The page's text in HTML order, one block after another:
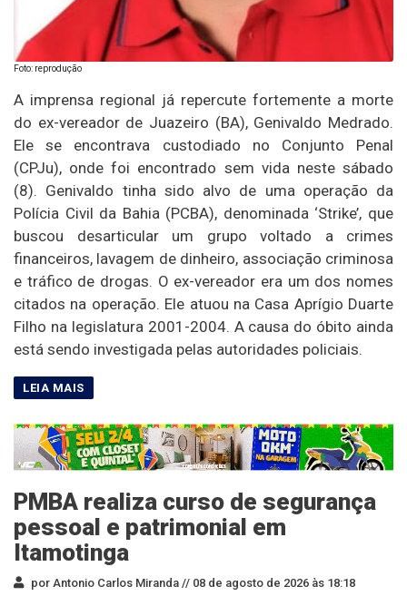
Foto: reprodução
A imprensa regional já repercute fortemente a morte
do ex-vereador de Juazeiro (BA), Genivaldo Medrado.
Ele se encontrava custodiado no Conjunto Penal
(CPJu), onde foi encontrado sem vida neste sábado
(8). Genivaldo tinha sido alvo de uma operação da
Polícia Civil da Bahia (PCBA), denominada ‘Strike’, que
buscou desarticular um grupo voltado a crimes
financeiros, lavagem de dinheiro, associação criminosa
e tráfico de drogas. O ex-vereador era um dos nomes
citados na operação. Ele atuou na Casa Aprígio Duarte
Filho na legislatura 2001-2004. A causa do óbito ainda
está sendo investigada pelas autoridades policiais.
PMBA realiza curso de segurança
pessoal e patrimonial em
Itamotinga
por Antonio Carlos Miranda // 08 de agosto de 2026 às 18:18